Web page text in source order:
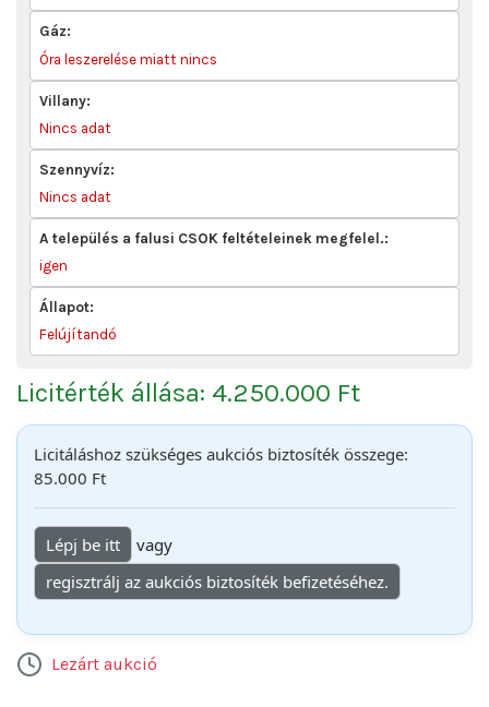
Gáz:
Óra leszerelése miatt nincs
Villany:
Nincs adat
Szennyvíz:
Nincs adat
A település a falusi CSOK feltételeinek megfelel.:
igen
Állapot:
Felújítandó
Licitérték állása: 4.250.000 Ft
Licitáláshoz szükséges aukciós biztosíték összege:
85.000 Ft
Lépj be itt
vagy
regisztrálj az aukciós biztosíték befizetéséhez.
Lezárt aukció